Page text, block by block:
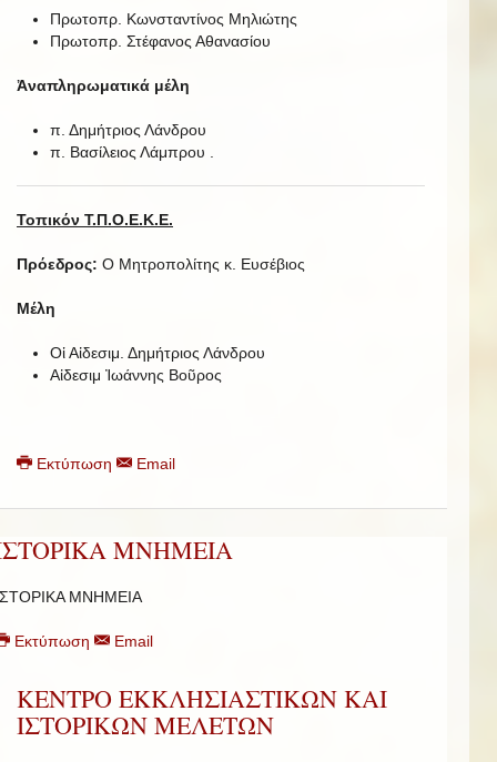
Πρωτοπρ. Κωνσταντίνος Μηλιώτης
Πρωτοπρ. Στέφανος Αθανασίου
Ἀναπληρωματικά μέλη
π. Δημήτριος Λάνδρου
π. Βασίλειος Λάμπρου .
Τοπικόν Τ.Π.Ο.Ε.Κ.Ε.
Πρόεδρος: Ο Μητροπολίτης κ. Ευσέβιος
Μέλη
Οἱ Αἰδεσιμ. Δημήτριος Λάνδρου
Αἰδεσιμ Ἰωάννης Βοῦρος
Εκτύπωση Email
ΜΝΗΜΕΙΑ
ΜΝΗΜΕΙΑ
Εκτύπωση Email
ΚΕΝΤΡΟ ΕΚΚΛΗΣΙΑΣΤΙΚΩΝ ΚΑΙ
ΙΣΤΟΡΙΚΩΝ ΜΕΛΕΤΩΝ